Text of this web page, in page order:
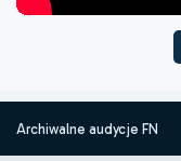
Archiwalne audycje FN